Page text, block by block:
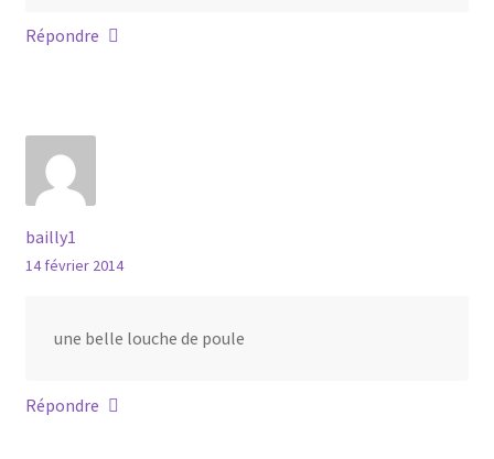
Répondre
bailly1
14 février 2014
une belle louche de poule
Répondre